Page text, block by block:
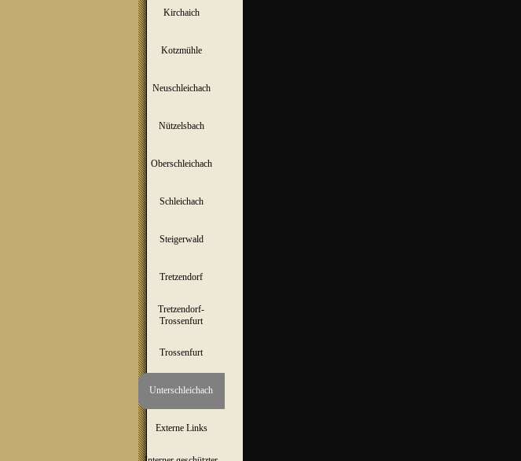
Kirchaich
Kotzmühle
Neuschleichach
Nützelsbach
Oberschleichach
Schleichach
Steigerwald
Tretzendorf
Tretzendorf-
Trossenfurt
Trossenfurt
Unterschleichach
Externe Links